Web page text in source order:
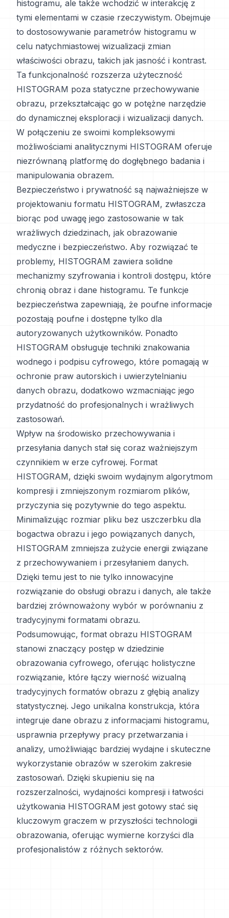
histogramu, ale także wchodzić w interakcję z
tymi elementami w czasie rzeczywistym. Obejmuje
to dostosowywanie parametrów histogramu w
celu natychmiastowej wizualizacji zmian
właściwości obrazu, takich jak jasność i kontrast.
Ta funkcjonalność rozszerza użyteczność
HISTOGRAM poza statyczne przechowywanie
obrazu, przekształcając go w potężne narzędzie
do dynamicznej eksploracji i wizualizacji danych.
W połączeniu ze swoimi kompleksowymi
możliwościami analitycznymi HISTOGRAM oferuje
niezrównaną platformę do dogłębnego badania i
manipulowania obrazem.
Bezpieczeństwo i prywatność są najważniejsze w
projektowaniu formatu HISTOGRAM, zwłaszcza
biorąc pod uwagę jego zastosowanie w tak
wrażliwych dziedzinach, jak obrazowanie
medyczne i bezpieczeństwo. Aby rozwiązać te
problemy, HISTOGRAM zawiera solidne
mechanizmy szyfrowania i kontroli dostępu, które
chronią obraz i dane histogramu. Te funkcje
bezpieczeństwa zapewniają, że poufne informacje
pozostają poufne i dostępne tylko dla
autoryzowanych użytkowników. Ponadto
HISTOGRAM obsługuje techniki znakowania
wodnego i podpisu cyfrowego, które pomagają w
ochronie praw autorskich i uwierzytelnianiu
danych obrazu, dodatkowo wzmacniając jego
przydatność do profesjonalnych i wrażliwych
zastosowań.
Wpływ na środowisko przechowywania i
przesyłania danych stał się coraz ważniejszym
czynnikiem w erze cyfrowej. Format
HISTOGRAM, dzięki swoim wydajnym algorytmom
kompresji i zmniejszonym rozmiarom plików,
przyczynia się pozytywnie do tego aspektu.
Minimalizując rozmiar pliku bez uszczerbku dla
bogactwa obrazu i jego powiązanych danych,
HISTOGRAM zmniejsza zużycie energii związane
z przechowywaniem i przesyłaniem danych.
Dzięki temu jest to nie tylko innowacyjne
rozwiązanie do obsługi obrazu i danych, ale także
bardziej zrównoważony wybór w porównaniu z
tradycyjnymi formatami obrazu.
Podsumowując, format obrazu HISTOGRAM
stanowi znaczący postęp w dziedzinie
obrazowania cyfrowego, oferując holistyczne
rozwiązanie, które łączy wierność wizualną
tradycyjnych formatów obrazu z głębią analizy
statystycznej. Jego unikalna konstrukcja, która
integruje dane obrazu z informacjami histogramu,
usprawnia przepływy pracy przetwarzania i
analizy, umożliwiając bardziej wydajne i skuteczne
wykorzystanie obrazów w szerokim zakresie
zastosowań. Dzięki skupieniu się na
rozszerzalności, wydajności kompresji i łatwości
użytkowania HISTOGRAM jest gotowy stać się
kluczowym graczem w przyszłości technologii
obrazowania, oferując wymierne korzyści dla
profesjonalistów z różnych sektorów.